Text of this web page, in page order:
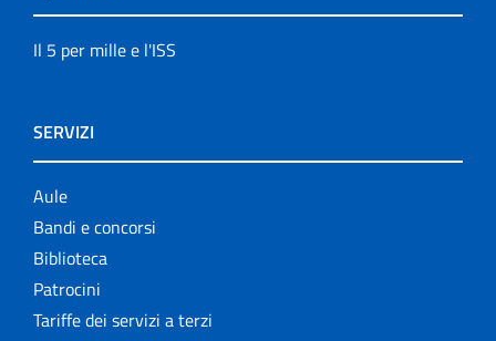
Il 5 per mille e l'ISS
SERVIZI
Aule
Bandi e concorsi
Biblioteca
Patrocini
Tariffe dei servizi a terzi